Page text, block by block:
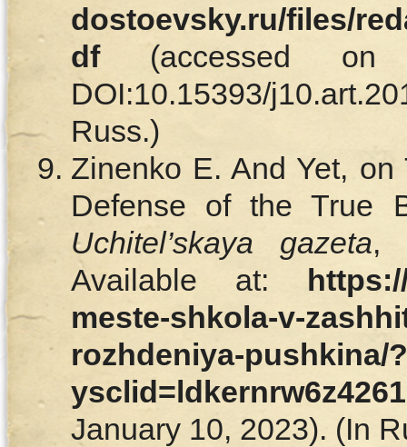
dostoevsky.ru/files/
df(accessed on
DOI:10.15393/
Russ.)
Zinenko E. And Yet,
Defense of the True
Uchitel’skaya gazeta,
Available at:
meste-shkola-v-
rozhdeniya-pushkina/?
January 10, 2023). (In